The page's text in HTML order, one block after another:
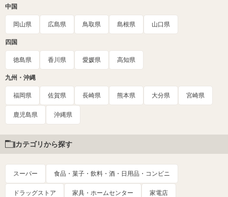
中国
岡山県 広島県 鳥取県 島根県 山口県
四国
徳島県 香川県 愛媛県 高知県
九州・沖縄
福岡県 佐賀県 長崎県 熊本県 大分県 宮崎県
鹿児島県 沖縄県
カテゴリから探す
スーパー 食品・菓子・飲料・酒・日用品・コンビニ
ドラッグストア 家具・ホームセンター 家電店